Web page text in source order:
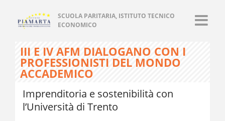
SCUOLA PARITARIA, ISTITUTO TECNICO
ECONOMICO
III E IV AFM DIALOGANO CON I
PROFESSIONISTI DEL MONDO
ACCADEMICO
Imprenditoria e sostenibilità con
l’Università di Trento